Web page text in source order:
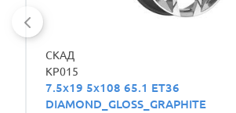
СКАД
KP015
7.5x19 5x108 65.1 ET36
DIAMOND_GLOSS_GRAPHITE